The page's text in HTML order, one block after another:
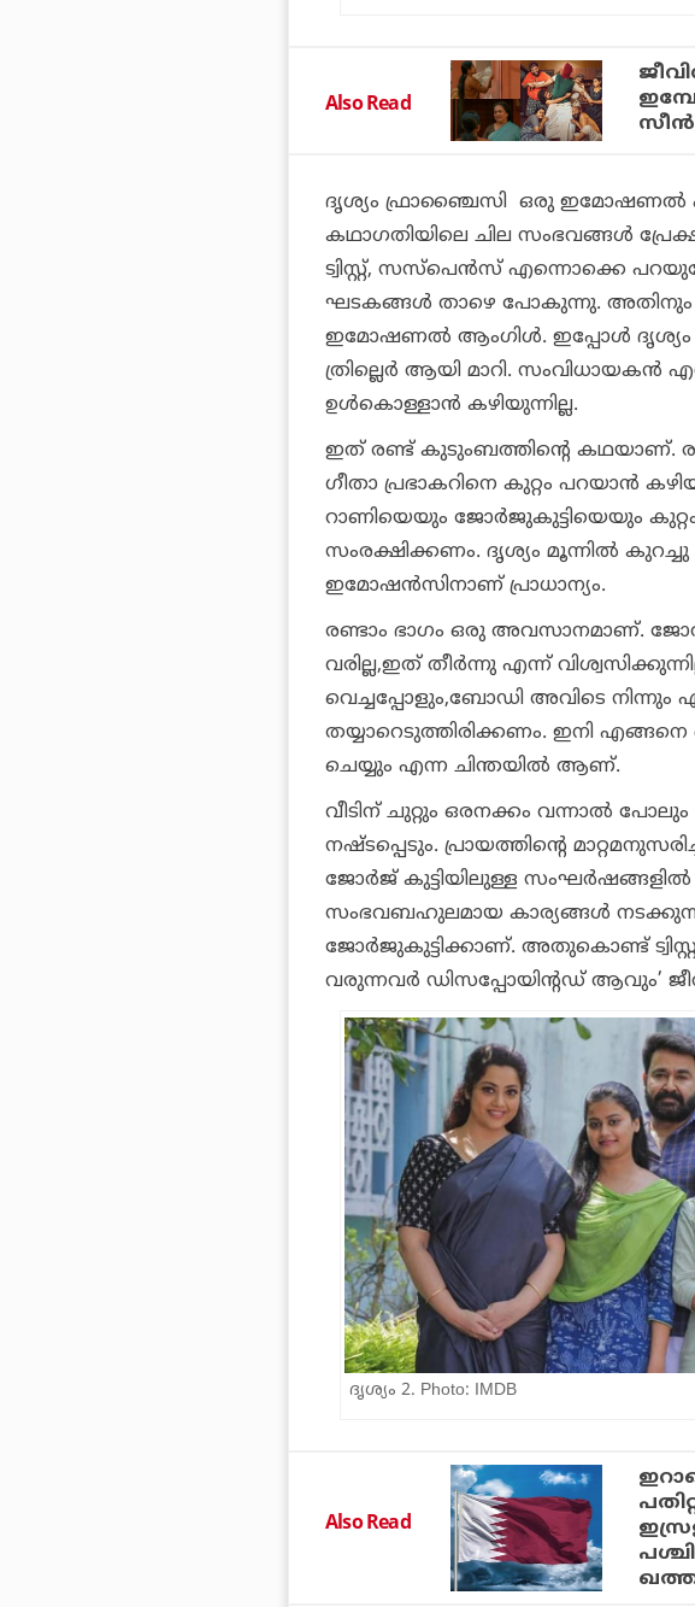
Also Read
ദൃശ്യം ഫ്രാഞ്ചൈസി ഒരു ഇമോഷണൽ
കഥാഗതിയിലെ ചില സംഭവങ്ങൾ
ട്വിസ്റ്റ്, സസ്പെൻസ് എന്നൊക്കെ
ഘടകങ്ങൾ താഴെ പോകുന്നു.
ഇമോഷണൽ ആംഗിൾ. ഇപ്പോൾ
ത്രില്ലെർ ആയി മാറി. സംവിധായകൻ
ഉൾകൊള്ളാൻ കഴിയുന്നില്ല.
ഇത് രണ്ട് കുടുംബത്തിന്റെ കഥയാണ്.
ഗീതാ പ്രഭാകറിനെ കുറ്റം പറയാൻ
റാണിയെയും ജോർജുകുട്ടിയെയും
സംരക്ഷിക്കണം. ദൃശ്യം മൂന്നിൽ
ഇമോഷൻസിനാണ് പ്രാധാന്യം.
രണ്ടാം ഭാഗം ഒരു അവസാനമാണ്.
വരില്ല,ഇത് തീർന്നു എന്ന്
വെച്ചപ്പോളും,ബോഡി അവിടെ
തയ്യാറെടുത്തിരിക്കണം. ഇനി
ചെയ്യും എന്ന ചിന്തയിൽ ആണ്.
വീടിന് ചുറ്റും ഒരനക്കം വന്നാൽ
നഷ്ടപ്പെടും. പ്രായത്തിന്റെ
ജോർജ് കുട്ടിയിലുള്ള
സംഭവബഹുലമായ കാര്യങ്ങൾ
ജോർജുകുട്ടിക്കാണ്. അതുകൊണ്ട്
വരുന്നവർ ഡിസപ്പോയിന്റഡ് ആവും’
ദൃശ്യം 2. Photo: IMDB
Also Read